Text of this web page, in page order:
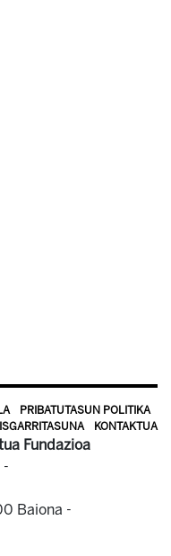
PRIBATUTASUN POLITIKA
KONTAKTUA
Fundazioa
-
Baiona -